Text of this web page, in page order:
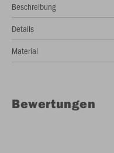
Beschreibung
Details
Material
Bewertungen